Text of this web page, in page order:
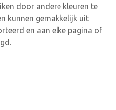
door andere kleuren te
kunnen gemakkelijk uit
en aan elke pagina of